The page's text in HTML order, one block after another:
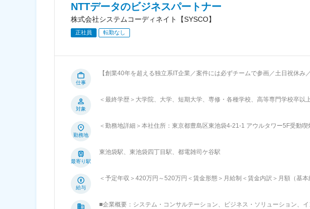
NTTデータのビジネスパートナー
株式会社システムコーディネイト【SYSCO】
正社員 転勤なし
仕事
【創業40年を超える独立系IT企業／案件には必ずチームで参画／土日祝休み／フレックス】 ■業務内容： 各
体、結合試験など） ・運用、保守対応 ■当ポジションの特徴： ・上流工程へチャレンジが可能な環境です。 ・上流工程から下
さまと情報システムとの橋わたし」を担うこと。この使命を全うすること
進しています。これらの活動を通じ、情報システムとそれを活用するお客さ
対象
＜最終学歴＞大学院、大学、短期大学、専修・各種学校、高等専門学校卒以
勤務地
＜勤務地詳細＞本社住所：東京都豊島区東池袋4-21-1 アウルタワー5F受動
最寄り駅
東池袋駅、東池袋四丁目駅、都電雑司ケ谷駅
給与
＜予定年収＞420万円～520万円＜賃金形態＞月給制＜賃金内訳＞月額（基
■企業概要：システム・コンサルテーション、ビジネス・ソリューション、